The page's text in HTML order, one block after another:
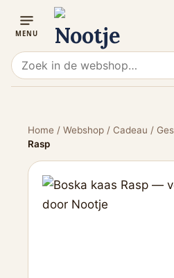
Home / Webshop / Cadeau /
Rasp